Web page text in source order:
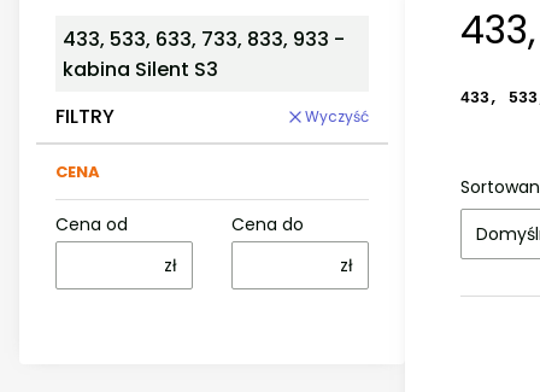
433, 533, 633, 733, 833, 933 -
kabina Silent S3
FILTRY
Wyczyść
CENA
Cena od
zł
Cena do
zł
433,